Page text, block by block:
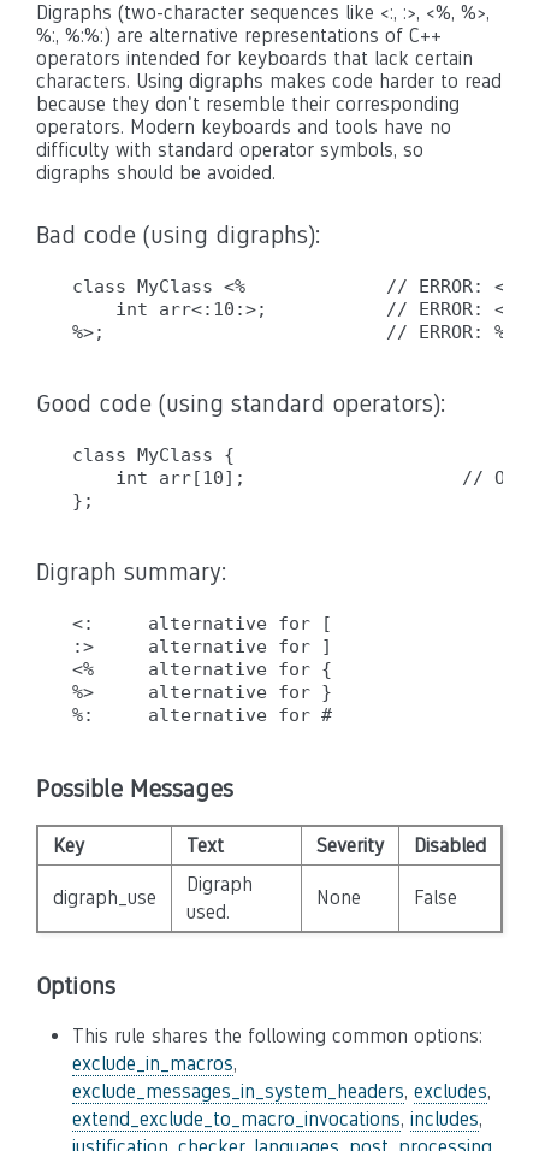
Digraphs (two-character sequences like <:, :>, <%, %>,
%:, %:%:) are alternative representations of C++
operators intended for keyboards that lack certain
characters. Using digraphs makes code harder to read
because they don't resemble their corresponding
operators. Modern keyboards and tools have no
difficulty with standard operator symbols, so
digraphs should be avoided.
Bad code (using digraphs):
class MyClass <%             // ERROR:
int arr<:10:>;           // ERROR: <:
Good code (using standard operators):
class MyClass {
int arr[10];                    // OK:
Digraph summary:
<:     alternative for [
:>     alternative for ]
<%     alternative for {
%>     alternative for }
Possible Messages
Key Text Severity Disabled
digraph_use
Digraph
used.
None False
Options
This rule shares the following common options:
exclude_in_macros,
exclude_messages_in_system_headers, excludes,
extend_exclude_to_macro_invocations, includes,